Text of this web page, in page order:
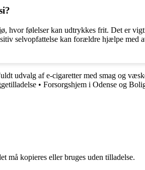
hvor følelser kan udtrykkes frit. Det er
selvopfattelse kan forældre hjælpe med
udvalg af e-cigaretter med smag og
• Forsorgshjem i Odense og
må kopieres eller bruges uden tilladelse.